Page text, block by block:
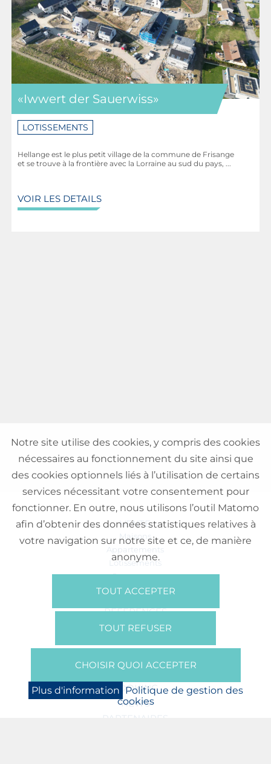
«Iwwert der Sauerwiss»
LOTISSEMENTS
Hellange est le plus petit village de la commune de Frisange
et se trouve à la frontière avec la Lorraine au sud du pays, ...
VOIR LES DETAILS
VENTE
Maisons
Appartements
Lotissements
Commerces
Bureaux
RÉFÉRENCES
SUR NOUS
Presse
BOOKING
NEWS
PARTENAIRES
Notre site utilise des cookies, y compris des cookies
nécessaires au fonctionnement du site ainsi que
des cookies optionnels liés à l’utilisation de certains
services nécessitant votre consentement pour
fonctionner. En outre, nous utilisons l’outil Matomo
afin d’obtenir des données statistiques relatives à
votre navigation sur notre site et ce, de manière
anonyme.
TOUT ACCEPTER
TOUT REFUSER
CHOISIR QUOI ACCEPTER
Plus d'information Politique de gestion des
cookies